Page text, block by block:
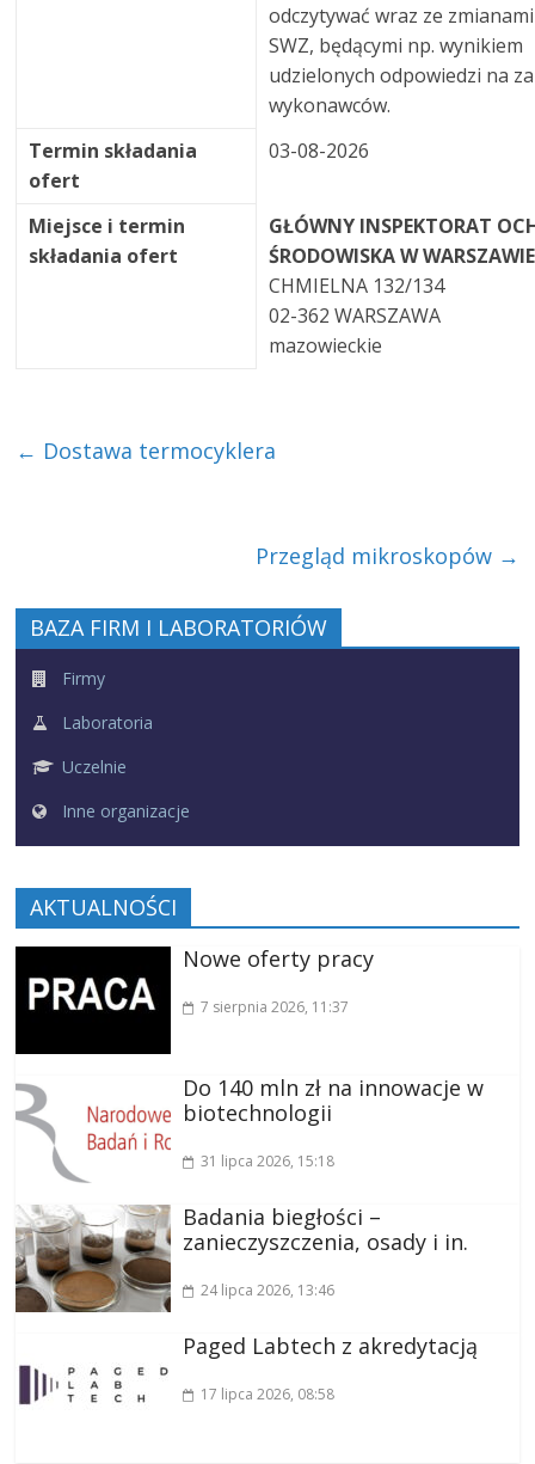
odczytywać wraz ze
SWZ, będącymi np. wynikiem
udzielonych odpowiedzi na
wykonawców.
Termin składania
ofert
03-08-2026
Miejsce i termin
składania ofert
GŁÓWNY INSPEKTORAT
ŚRODOWISKA W WARSZAWIE
CHMIELNA 132/134
02-362 WARSZAWA
mazowieckie
← Dostawa termocyklera
Przegląd mikroskopów →
BAZA FIRM I LABORATORIÓW
Firmy
Laboratoria
Uczelnie
Inne organizacje
AKTUALNOŚCI
Nowe oferty pracy
7 sierpnia 2026, 11:37
Do 140 mln zł na innowacje w
biotechnologii
31 lipca 2026, 15:18
Badania biegłości –
zanieczyszczenia, osady i in.
24 lipca 2026, 13:46
Paged Labtech z akredytacją
17 lipca 2026, 08:58